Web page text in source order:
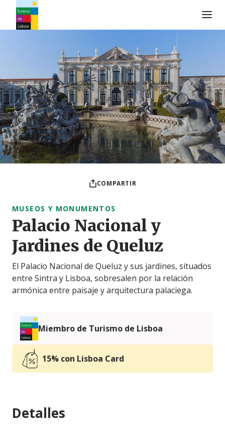
COMPARTIR
MUSEOS Y MONUMENTOS
Palacio Nacional y
Jardines de Queluz
El Palacio Nacional de Queluz y sus jardines, situados
entre Sintra y Lisboa, sobresalen por la relación
armónica entre paisaje y arquitectura palaciega.
Miembro de Turismo de Lisboa
15% con Lisboa Card
Detalles